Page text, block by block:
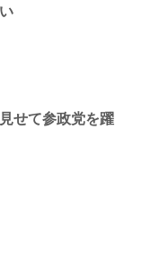
せて参政党を躍